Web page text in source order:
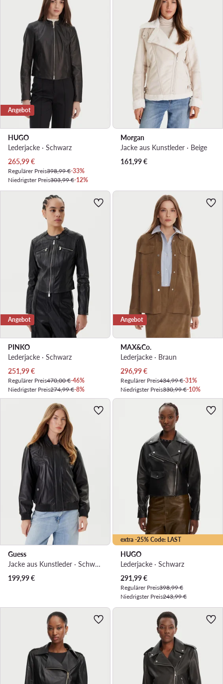
Angebot
HUGO
Lederjacke · Schwarz
Aktueller Preis
265,99€
Regulärer Preis398,99 €-33%
Niedrigster Preis303,99 €-12%
Morgan
Jacke aus Kunstleder · Beige
161,99€
Angebot
PINKO
Lederjacke · Schwarz
Aktueller Preis
251,99€
Regulärer Preis470,00 €-46%
Niedrigster Preis274,99 €-8%
Angebot
MAX&Co.
Lederjacke · Braun
Aktueller Preis
296,99€
Regulärer Preis434,99 €-31%
Niedrigster Preis330,99 €-10%
Guess
Jacke aus Kunstleder · Schwarz
199,99€
extra -25% Code: LAST
HUGO
Lederjacke · Schwarz
Aktueller Preis
291,99€
Regulärer Preis398,99 €
Niedrigster Preis243,99 €